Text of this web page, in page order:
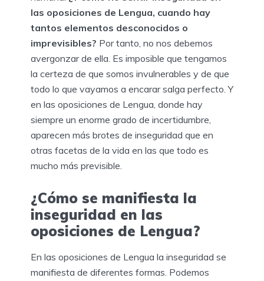
las oposiciones de Lengua, cuando hay
tantos elementos desconocidos o
imprevisibles? Por tanto, no nos debemos
avergonzar de ella. Es imposible que tengamos
la certeza de que somos invulnerables y de que
todo lo que vayamos a encarar salga perfecto. Y
en las oposiciones de Lengua, donde hay
siempre un enorme grado de incertidumbre,
aparecen más brotes de inseguridad que en
otras facetas de la vida en las que todo es
mucho más previsible.
¿Cómo se manifiesta la
inseguridad en las
oposiciones de Lengua?
En las oposiciones de Lengua la inseguridad se
manifiesta de diferentes formas. Podemos